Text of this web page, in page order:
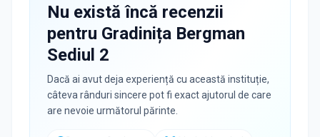
Nu există încă recenzii
pentru Gradinița Bergman
Sediul 2
Dacă ai avut deja experiență cu această instituție,
câteva rânduri sincere pot fi exact ajutorul de care
are nevoie următorul părinte.